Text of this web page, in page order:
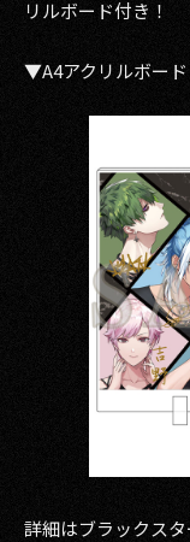
リルボード付き！
▼A4アクリルボード
詳細はブラックス